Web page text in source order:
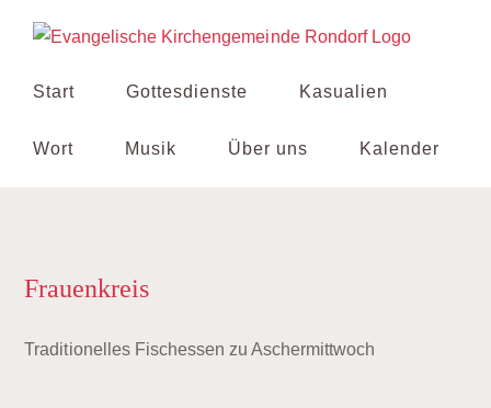
Inhalt
Start
Gottesdienste Kasualien
Wort Musik Über uns Kalender
Frauenkreis
Traditionelles Fischessen zu Aschermittwoch